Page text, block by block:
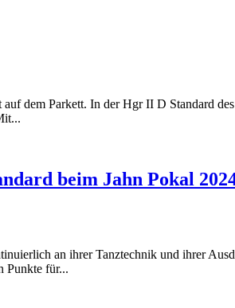
dem Parkett. In der Hgr II D Standard
beim Jahn Pokal
an ihrer Tanztechnik und ihrer
Punkte für...